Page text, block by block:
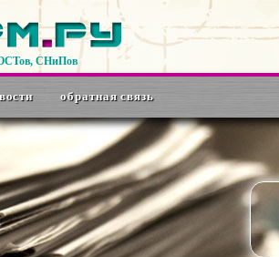
СНиПов
обратная связь